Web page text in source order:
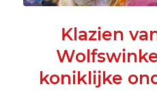
Klazien
koniklijke